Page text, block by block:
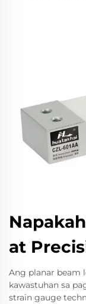
at
Ang planar beam
kawastuhan sa
strain gauge